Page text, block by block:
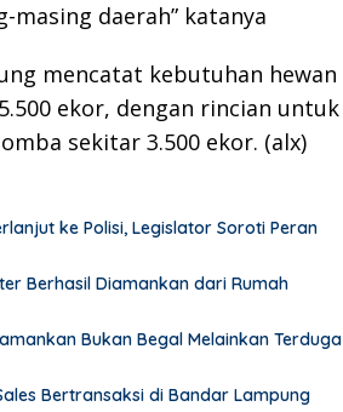
daerah” katanya
mencatat kebutuhan hewan
ekor, dengan rincian untuk
sekitar 3.500 ekor. (alx)
ke Polisi, Legislator Soroti Peran
Berhasil Diamankan dari Rumah
Bukan Begal Melainkan Terduga
Bertransaksi di Bandar Lampung